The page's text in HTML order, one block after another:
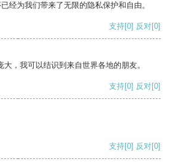
经为我们带来了无限的隐私保护和自由。
支持[0] 反对[0]
，我可以结识到来自世界各地的朋友。
支持[0] 反对[0]
支持[0] 反对[0]